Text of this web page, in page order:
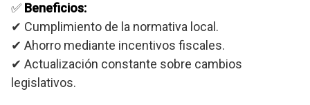
✅ Beneficios:
✔ Cumplimiento de la normativa local.
✔ Ahorro mediante incentivos fiscales.
✔ Actualización constante sobre cambios
legislativos.